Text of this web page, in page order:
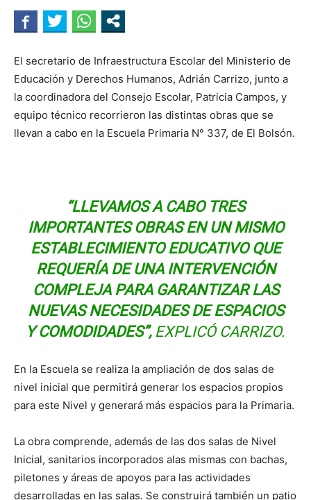
El secretario de Infraestructura Escolar del Ministerio de
Educación y Derechos Humanos, Adrián Carrizo, junto a
la coordinadora del Consejo Escolar, Patricia Campos, y
equipo técnico recorrieron las distintas obras que se
llevan a cabo en la Escuela Primaria N° 337, de El Bolsón.
“LLEVAMOS A CABO TRES
IMPORTANTES OBRAS EN UN MISMO
ESTABLECIMIENTO EDUCATIVO QUE
REQUERÍA DE UNA INTERVENCIÓN
COMPLEJA PARA GARANTIZAR LAS
NUEVAS NECESIDADES DE ESPACIOS
Y COMODIDADES”,EXPLICÓ CARRIZO.
En la Escuela se realiza la ampliación de dos salas de
nivel inicial que permitirá generar los espacios propios
para este Nivel y generará más espacios para la Primaria.
La obra comprende, además de las dos salas de Nivel
Inicial, sanitarios incorporados alas mismas con bachas,
piletones y áreas de apoyos para las actividades
desarrolladas en las salas. Se construirá también un patio